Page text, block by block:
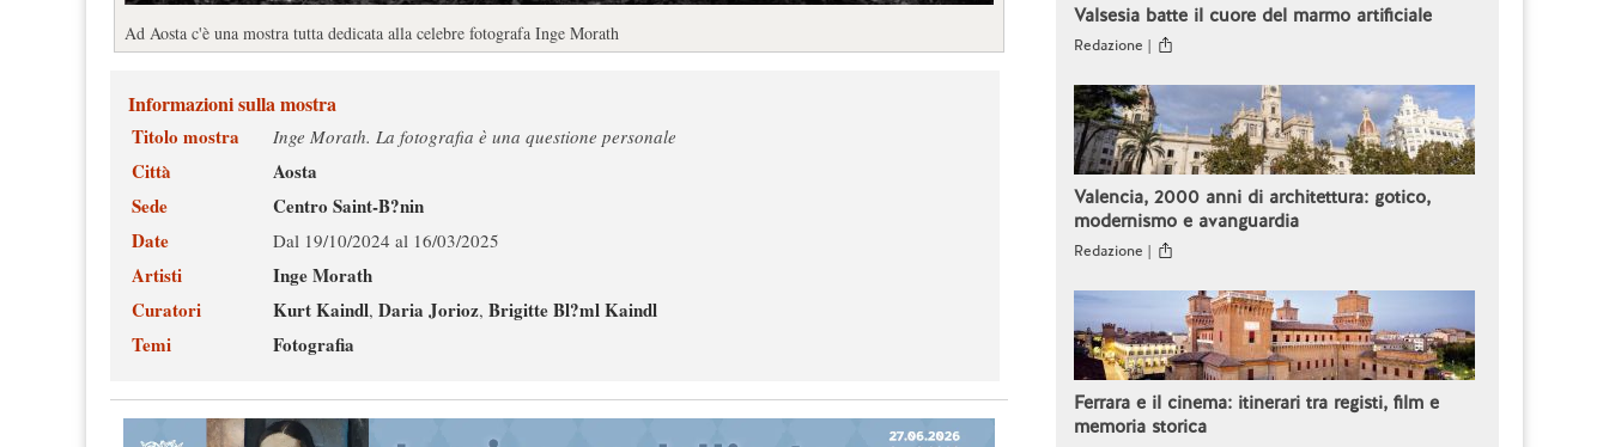
Ad Aosta c'è una mostra tutta dedicata alla celebre fotografa Inge Morath
Informazioni sulla mostra
Titolo mostra Inge Morath. La fotografia è una questione personale
Città
Aosta
Sede
Centro Saint-B?nin
Date
Dal 19/10/2024 al 16/03/2025
Artisti
Inge Morath
Curatori
Kurt Kaindl, Daria Jorioz, Brigitte Bl?ml Kaindl
Temi
Fotografia
Valsesia batte il cuore del marmo artificiale
Redazione |
Valencia, 2000 anni di architettura: gotico,
modernismo e avanguardia
Redazione |
Ferrara e il cinema: itinerari tra registi, film e
memoria storica